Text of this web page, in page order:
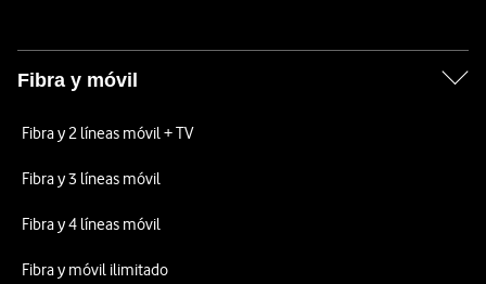
Fibra y móvil
Fibra y 2 líneas móvil + TV
Fibra y 3 líneas móvil
Fibra y 4 líneas móvil
Fibra y móvil ilimitado